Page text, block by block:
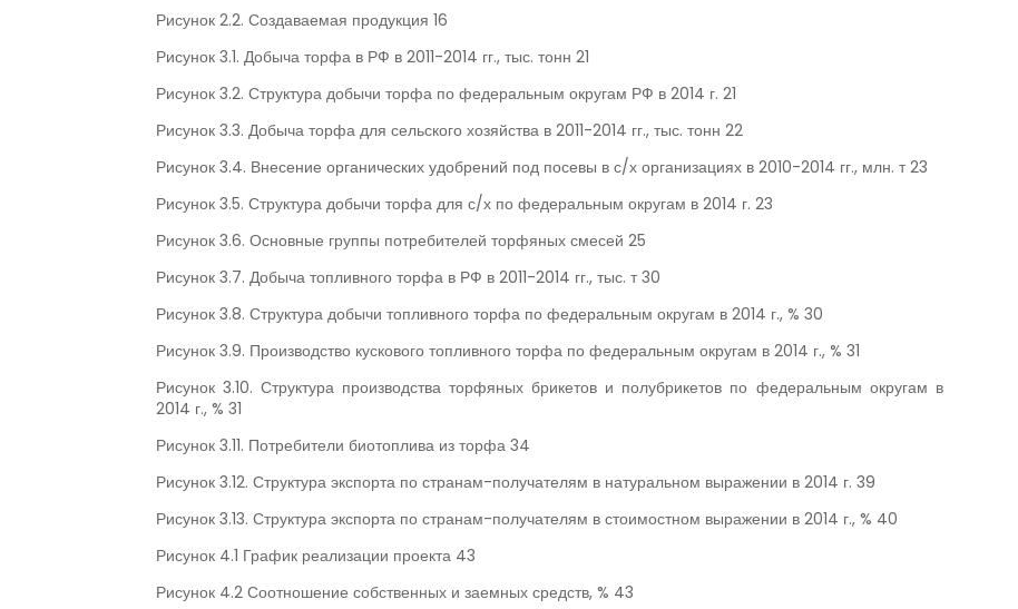
Рисунок 2.2. Создаваемая продукция 16
Рисунок 3.1. Добыча торфа в РФ в 2011-2014 гг., тыс. тонн 21
Рисунок 3.2. Структура добычи торфа по федеральным округам РФ в 2014 г. 21
Рисунок 3.3. Добыча торфа для сельского хозяйства в 2011-2014 гг., тыс. тонн 22
Рисунок 3.4. Внесение органических удобрений под посевы в с/х организациях в 2010-2014 гг., млн. т 23
Рисунок 3.5. Структура добычи торфа для с/х по федеральным округам в 2014 г. 23
Рисунок 3.6. Основные группы потребителей торфяных смесей 25
Рисунок 3.7. Добыча топливного торфа в РФ в 2011-2014 гг., тыс. т 30
Рисунок 3.8. Структура добычи топливного торфа по федеральным округам в 2014 г., % 30
Рисунок 3.9. Производство кускового топливного торфа по федеральным округам в 2014 г., % 31
Рисунок 3.10. Структура производства торфяных брикетов и полубрикетов по федеральным округам в
2014 г., % 31
Рисунок 3.11. Потребители биотоплива из торфа 34
Рисунок 3.12. Структура экспорта по странам-получателям в натуральном выражении в 2014 г. 39
Рисунок 3.13. Структура экспорта по странам-получателям в стоимостном выражении в 2014 г., % 40
Рисунок 4.1 График реализации проекта 43
Рисунок 4.2 Соотношение собственных и заемных средств, % 43